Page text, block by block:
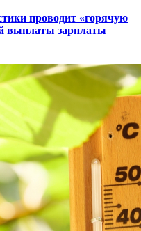
проводит «горячую
выплаты зарплаты